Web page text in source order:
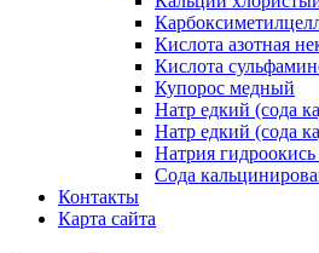
Кислота азотная
Кислота
Купорос медный
Натр едкий (сода
Натр едкий (сода
Натрия
Сода
Контакты
Карта сайта